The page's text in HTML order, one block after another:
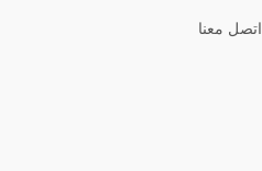
اتصل معنا